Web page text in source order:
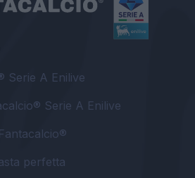
Serie A Enilive
Serie A Enilive
perfetta